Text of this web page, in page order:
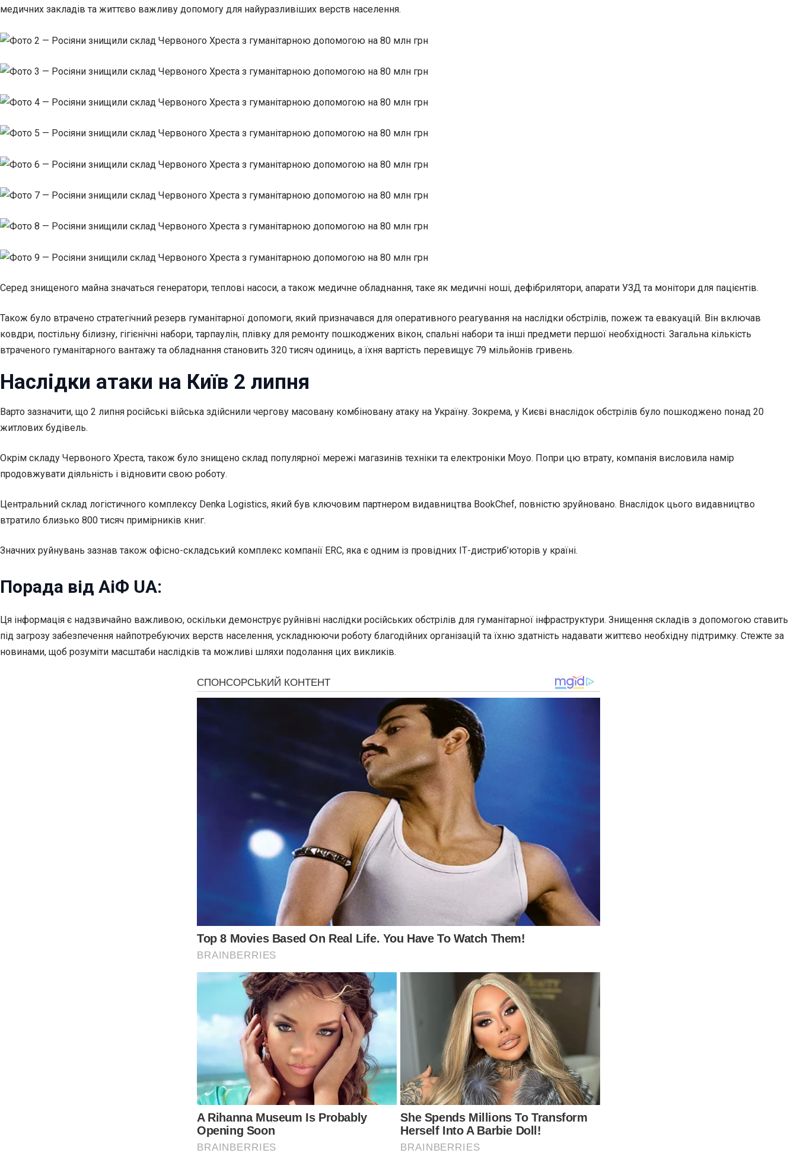
медичних закладів та життєво важливу допомогу для найуразливіших верств населення.
Серед знищеного майна значаться генератори, теплові насоси, а також медичне обладнання, таке як медичні ноші, дефібрилятори, апарати УЗД та монітори для пацієнтів.
Також було втрачено стратегічний резерв гуманітарної допомоги, який призначався для оперативного реагування на наслідки обстрілів, пожеж та евакуацій. Він включав
ковдри, постільну білизну, гігієнічні набори, тарпаулін, плівку для ремонту пошкоджених вікон, спальні набори та інші предмети першої необхідності. Загальна кількість
втраченого гуманітарного вантажу та обладнання становить 320 тисяч одиниць, а їхня вартість перевищує 79 мільйонів гривень.
Наслідки атаки на Київ 2 липня
Варто зазначити, що 2 липня російські війська здійснили чергову масовану комбіновану атаку на Україну. Зокрема, у Києві внаслідок обстрілів було пошкоджено понад 20
житлових будівель.
Окрім складу Червоного Хреста, також було знищено склад популярної мережі магазинів техніки та електроніки Moyo. Попри цю втрату, компанія висловила намір
продовжувати діяльність і відновити свою роботу.
Центральний склад логістичного комплексу Denka Logistics, який був ключовим партнером видавництва BookChef, повністю зруйновано. Внаслідок цього видавництво
втратило близько 800 тисяч примірників книг.
Значних руйнувань зазнав також офісно-складський комплекс компанії ERC, яка є одним із провідних ІТ-дистриб’юторів у країні.
Порада від АіФ UA:
Ця інформація є надзвичайно важливою, оскільки демонструє руйнівні наслідки російських обстрілів для гуманітарної інфраструктури. Знищення складів з допомогою ставить
під загрозу забезпечення найпотребуючих верств населення, ускладнюючи роботу благодійних організацій та їхню здатність надавати життєво необхідну підтримку. Стежте за
новинами, щоб розуміти масштаби наслідків та можливі шляхи подолання цих викликів.